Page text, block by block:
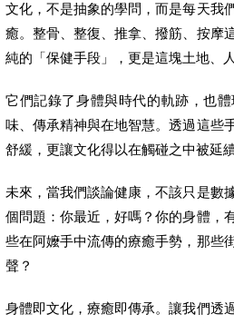
文化，不是抽象的學問，而是每天我
癒。整骨、整復、推拿、撥筋、按摩
純的「保健手段」，更是這塊土地、
它們記錄了身體與時代的軌跡，也
味、傳承精神與在地智慧。透過這些
舒緩，更讓文化得以在觸碰之中被延續
未來，當我們談論健康，不該只是數
個問題：你最近，好嗎？你的身體，
些在阿嬤手中流傳的療癒手勢，那些
聲？
身體即文化，療癒即傳承。讓我們透